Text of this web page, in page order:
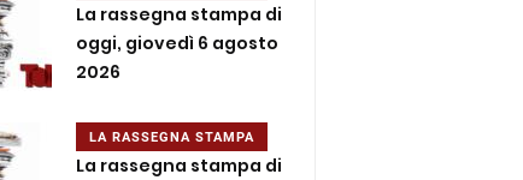
La rassegna stampa di
oggi, giovedì 6 agosto
2026
LA RASSEGNA STAMPA
La rassegna stampa di